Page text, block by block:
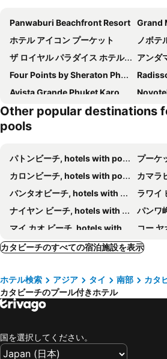
Panwaburi Beachfront Resort
Grand
ホテル アイコン プーケット
ノボテル プ
ザ ロイヤル パラダイス ホテル & スパ
アンダ
Four Points by Sheraton Phuket Patong Beach Resort
Avista Grande Phuket Karon - MGallery
Novotel
ハイアット リージェンシー プーケット リゾート
Avista
ドゥアンジット リゾート、プーケット
ノボテル プーケット リゾート
The Beachfront Hotel Phuket
LIV
Amata Patong
パール
The Lantern Resorts Patong
Patong Paragon Resort & Spa
R-Mar
Royal Phuket City Hotel
Patong
M Social Hotel Phuket
センタラ
プルマン プーケット パンワ ビーチ リゾート
プーケ
シービュー パトン ホテル
EcoLoft Hotel
Other popular destinations
pools
パトンビーチ, hotels with pools
プーケ
カロンビーチ, hotels with pools
カマラ
バンタオビーチ, hotels with pools
ラワイ
ナイヤン ビーチ, hotels with pools
パンワ岬
マイ カオ ビーチ, hotels with pools
コー ヤ
シャロン湾, hotels with pools
カタ ノ
ヤオノイ島, hotels with pools
ナイト
ナイハーンビーチ, hotels with pools
Koh
Nathon, hotels with pools
カタビーチのすべての宿泊施設を表示
ホテル検索 アジア タイ 南部
カタ
カタビーチのプール付きホテル
国を選択してください。